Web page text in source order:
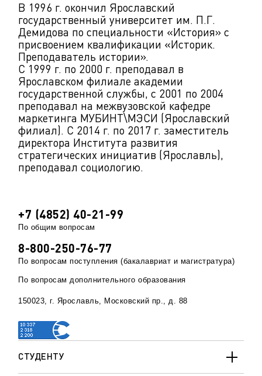
В 1996 г. окончил Ярославский
государственный университет им. П.Г.
Демидова по специальности «История» с
присвоением квалификации «Историк.
Преподаватель истории».
С 1999 г. по 2000 г. преподавал в
Ярославском филиале академии
государственной службы, с 2001 по 2004
преподавал на межвузовской кафедре
маркетинга МУБИНТ\МЭСИ (Ярославский
филиал). С 2014 г. по 2017 г. заместитель
директора Института развития
стратегических инициатив (Ярославль),
преподавал социологию.
СТУДЕНТУ
+7 (4852) 40-21-99
По общим вопросам
8-800-250-76-77
По вопросам поступления (бакалавриат и магистратура)
По вопросам дополнительного образования
150023, г. Ярославль, Московский пр., д. 88